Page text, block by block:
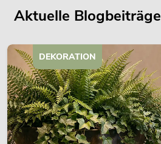
Aktuelle Blogbeiträge
DEKORATION